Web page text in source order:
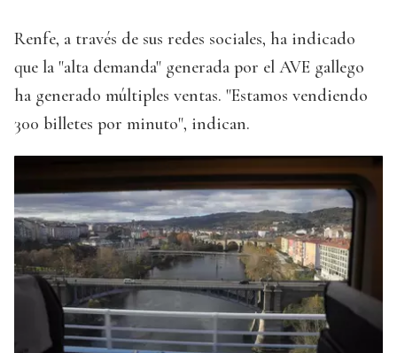
Renfe, a través de sus redes sociales, ha indicado
que la "alta demanda" generada por el AVE gallego
ha generado múltiples ventas. "Estamos vendiendo
300 billetes por minuto", indican.